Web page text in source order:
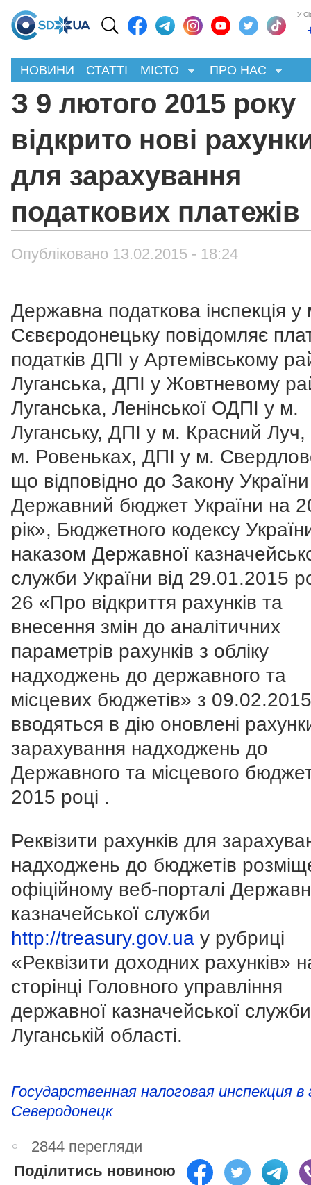
У
НОВИНИ СТАТТІ МІСТО ПРО НАС
З 9 лютого 2015 року
відкрито нові
для зарахування
податкових платежів
Опубліковано 13.02.2015 - 18:24
Державна податкова інспекція у
Сєвєродонецьку повідомляє
податків ДПІ у Артемівському
Луганська, ДПІ у Жовтневому
Луганська, Ленінської ОДПІ у м.
Луганську, ДПІ у м. Красний
м. Ровеньках, ДПІ у м.
що відповідно до Закону
Державний бюджет України на
рік», Бюджетного кодексу
наказом Державної
служби України від 29.01.2015
26 «Про відкриття рахунків та
внесення змін до аналітичних
параметрів рахунків з обліку
надходжень до державного та
місцевих бюджетів» з
вводяться в дію оновлені
зарахування надходжень до
Державного та місцевого
2015 році .
Реквізити рахунків для
надходжень до бюджетів
офіційному веб-порталі
казначейської служби
http://treasury.gov.ua у рубриці
«Реквізити доходних рахунків»
сторінці Головного управління
державної казначейської
Луганській області.
Государственная налоговая инспекция в
Северодонецк
2844 перегляди
Поділитись новиною